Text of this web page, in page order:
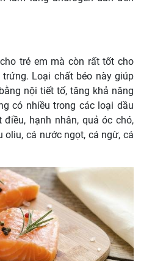
trẻ em mà còn rất tốt cho
Loại chất béo này giúp
nội tiết tố, tăng khả năng
có nhiều trong các loại dầu
hạnh nhân, quả óc chó,
oliu, cá nước ngọt, cá ngừ, cá